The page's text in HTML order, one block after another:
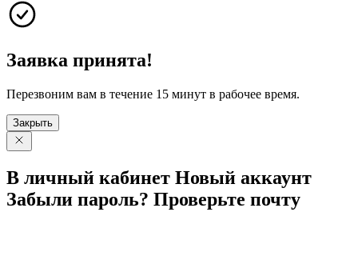
Заявка принята!
Перезвоним вам в течение 15 минут в рабочее время.
Закрыть
В личный кабинет Новый аккаунт
Забыли пароль? Проверьте почту